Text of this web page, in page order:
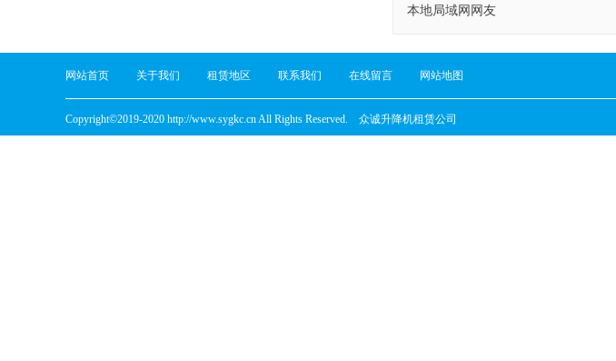
本地局域网网友
网站首页 关于我们 租赁地区 联系我们 在线留言 网站地图
Copyright©2019-2020 http://www.sygkc.cn All Rights Reserved. 众诚升降机租赁公司